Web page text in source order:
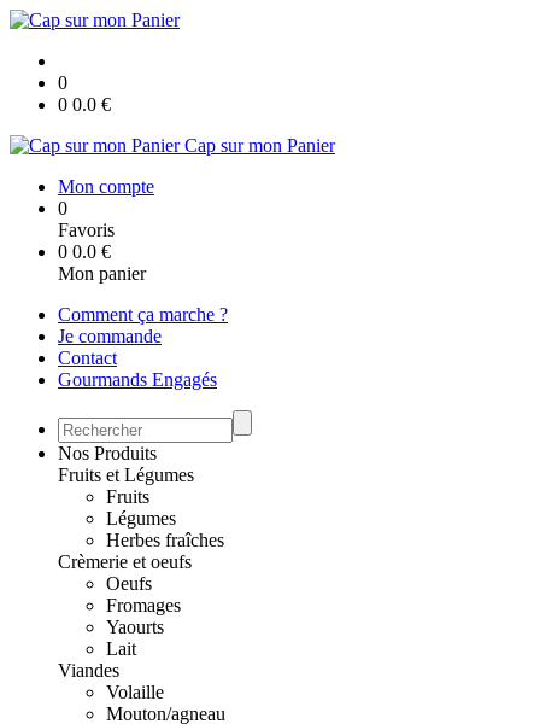
0
0 0.0 €
Cap sur mon Panier
Mon compte
0
Favoris
0 0.0 €
Mon panier
Comment ça marche ?
Je commande
Contact
Gourmands Engagés
Nos Produits
Fruits et Légumes
Fruits
Légumes
Herbes fraîches
Crèmerie et oeufs
Oeufs
Fromages
Yaourts
Lait
Viandes
Volaille
Mouton/agneau